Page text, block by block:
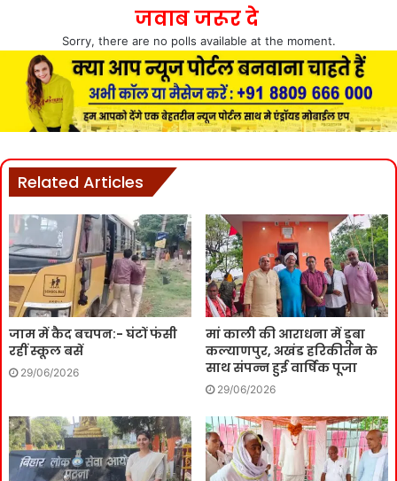
जवाब जरूर दे
Sorry, there are no polls available at the moment.
Related Articles
जाम में कैद बचपन:- घंटों फंसी
रहीं स्कूल बसें
29/06/2026
मां काली की आराधना में डूबा
कल्याणपुर, अखंड हरिकीर्तन के
साथ संपन्न हुई वार्षिक पूजा
29/06/2026